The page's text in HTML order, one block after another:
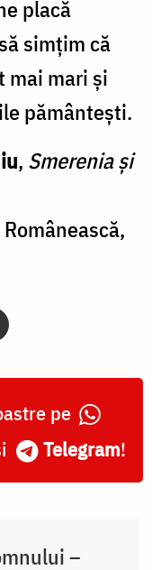
placă
simțim că
mari și
pământești.
, Smerenia și
pe
Telegram!
–